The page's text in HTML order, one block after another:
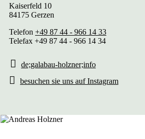
Kaiserfeld 10
84175 Gerzen
Telefon +49 87 44 - 966 14 33
Telefax +49 87 44 - 966 14 34
de;galabau-holzner;info
besuchen sie uns auf Instagram